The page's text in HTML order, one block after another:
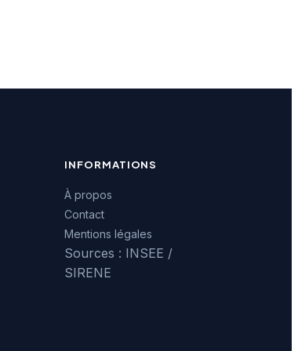
INFORMATIONS
À propos
Contact
Mentions légales
Sources : INSEE /
SIRENE